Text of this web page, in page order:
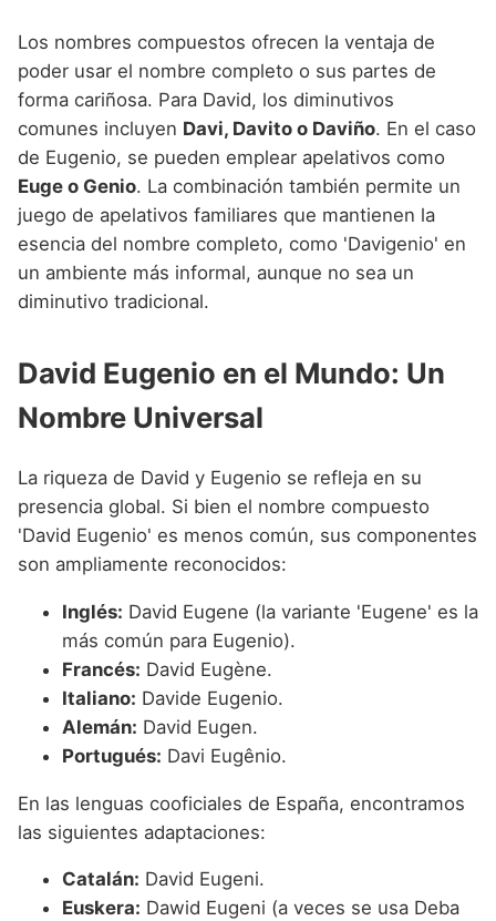
Los nombres compuestos ofrecen la ventaja de
poder usar el nombre completo o sus partes de
forma cariñosa. Para David, los diminutivos
comunes incluyen Davi, Davito o Daviño. En el caso
de Eugenio, se pueden emplear apelativos como
Euge o Genio. La combinación también permite un
juego de apelativos familiares que mantienen la
esencia del nombre completo, como 'Davigenio' en
un ambiente más informal, aunque no sea un
diminutivo tradicional.
David Eugenio en el Mundo: Un
Nombre Universal
La riqueza de David y Eugenio se refleja en su
presencia global. Si bien el nombre compuesto
'David Eugenio' es menos común, sus componentes
son ampliamente reconocidos:
Inglés: David Eugene (la variante 'Eugene' es la
más común para Eugenio).
Francés: David Eugène.
Italiano: Davide Eugenio.
Alemán: David Eugen.
Portugués: Davi Eugênio.
En las lenguas cooficiales de España, encontramos
las siguientes adaptaciones:
Catalán: David Eugeni.
Euskera: Dawid Eugeni (a veces se usa Deba